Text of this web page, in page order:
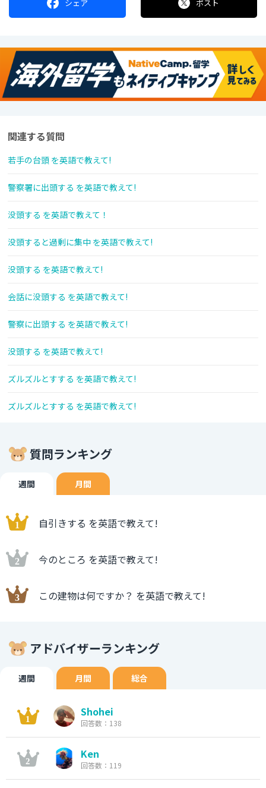
シェア ポスト
関連する質問
若手の台頭 を英語で教えて!
警察署に出頭する を英語で教えて!
没頭する を英語で教えて！
没頭すると過剰に集中 を英語で教えて!
没頭する を英語で教えて!
会話に没頭する を英語で教えて!
警察に出頭する を英語で教えて!
没頭する を英語で教えて!
ズルズルとすする を英語で教えて!
ズルズルとすする を英語で教えて!
質問ランキング
週間 月間
自引きする を英語で教えて!
今のところ を英語で教えて!
この建物は何ですか？ を英語で教えて!
アドバイザーランキング
週間 月間 総合
Shohei
回答数：138
Ken
回答数：119